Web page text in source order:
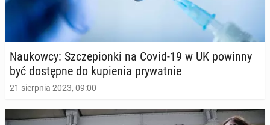
Na­ukow­cy: Szcze­pion­ki na Covid-19 w UK powinny
być do­stęp­ne do ku­pie­nia pry­wat­nie
21 sierpnia 2023, 09:00